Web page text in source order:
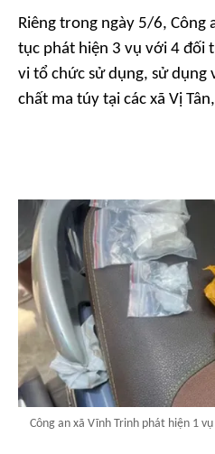
Riêng trong ngày 5/6, Công
tục phát hiện 3 vụ với 4 đối
vi tổ chức sử dụng, sử dụng
chất ma túy tại các xã Vị
Công an xã Vĩnh Trinh phát hiện 1